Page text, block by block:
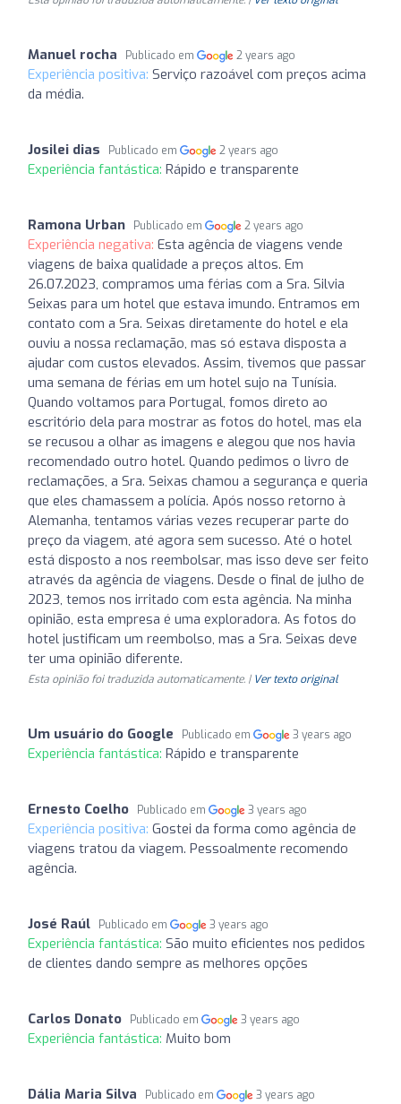
Manuel rocha Publicado em 2 years ago
Experiência positiva: Serviço razoável com preços acima
da média.
Josilei dias Publicado em 2 years ago
Experiência fantástica: Rápido e transparente
Ramona Urban Publicado em 2 years ago
Experiência negativa: Esta agência de viagens vende
viagens de baixa qualidade a preços altos. Em
26.07.2023, compramos uma férias com a Sra. Silvia
Seixas para um hotel que estava imundo. Entramos em
contato com a Sra. Seixas diretamente do hotel e ela
ouviu a nossa reclamação, mas só estava disposta a
ajudar com custos elevados. Assim, tivemos que passar
uma semana de férias em um hotel sujo na Tunísia.
Quando voltamos para Portugal, fomos direto ao
escritório dela para mostrar as fotos do hotel, mas ela
se recusou a olhar as imagens e alegou que nos havia
recomendado outro hotel. Quando pedimos o livro de
reclamações, a Sra. Seixas chamou a segurança e queria
que eles chamassem a polícia. Após nosso retorno à
Alemanha, tentamos várias vezes recuperar parte do
preço da viagem, até agora sem sucesso. Até o hotel
está disposto a nos reembolsar, mas isso deve ser feito
através da agência de viagens. Desde o final de julho de
2023, temos nos irritado com esta agência. Na minha
opinião, esta empresa é uma exploradora. As fotos do
hotel justificam um reembolso, mas a Sra. Seixas deve
ter uma opinião diferente.
Esta opinião foi traduzida automaticamente. | Ver texto original
Um usuário do Google Publicado em 3 years ago
Experiência fantástica: Rápido e transparente
Ernesto Coelho Publicado em 3 years ago
Experiência positiva: Gostei da forma como agência de
viagens tratou da viagem. Pessoalmente recomendo
agência.
José Raúl Publicado em 3 years ago
Experiência fantástica: São muito eficientes nos pedidos
de clientes dando sempre as melhores opções
Carlos Donato Publicado em 3 years ago
Experiência fantástica: Muito bom
Dália Maria Silva Publicado em 3 years ago